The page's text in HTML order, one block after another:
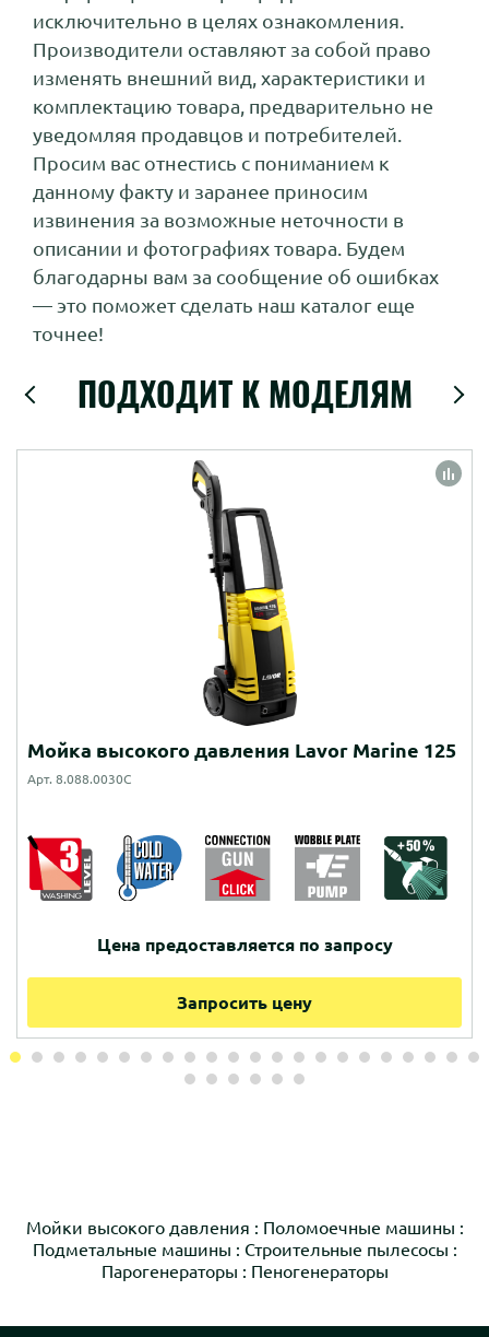
исключительно в целях ознакомления.
Производители оставляют за собой право
изменять внешний вид, характеристики и
комплектацию товара, предварительно не
уведомляя продавцов и потребителей.
Просим вас отнестись с пониманием к
данному факту и заранее приносим
извинения за возможные неточности в
описании и фотографиях товара. Будем
благодарны вам за сообщение об ошибках
— это поможет сделать наш каталог еще
точнее!
ПОДХОДИТ К МОДЕЛЯМ
Мойка высокого давления Lavor Marine 125
Арт. 8.088.0030C
Цена предоставляется по запросу
Запросить цену
Мойки высокого давления : Поломоечные машины :
Подметальные машины : Строительные пылесосы :
Парогенераторы : Пеногенераторы